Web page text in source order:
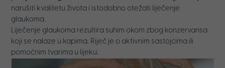
narušiti kvalitetu života i istodobno otežati liječenje
glaukoma.
Liječenje glaukoma rezultira suhim okom zbog konzervansa
koji se nalaze u kapima. Riječ je o aktivnim sastojcima ili
pomoćnim tvarima u lijeku.